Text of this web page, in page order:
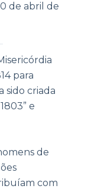
de abril de
para
sido criada
e
de
com